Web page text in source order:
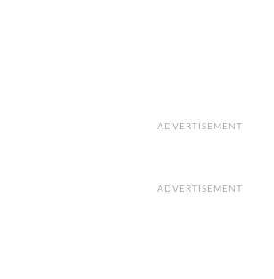
ADVERTISEMENT
ADVERTISEMENT